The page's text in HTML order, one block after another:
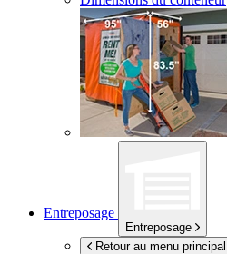
Entreposage
Entreposage
Retour au menu principal